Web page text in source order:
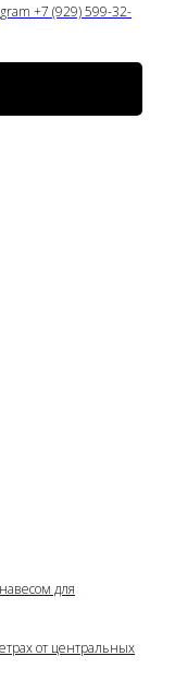
+7 (929) 599-32-
для
от центральных